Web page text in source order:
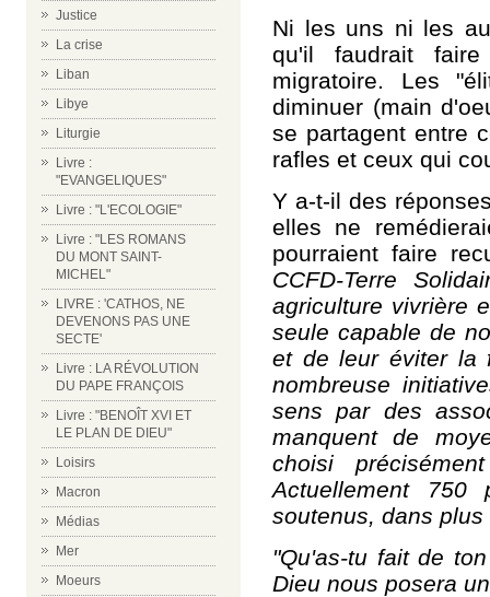
Justice
La crise
Liban
Libye
Liturgie
Livre :
"EVANGELIQUES"
Livre : "L'ECOLOGIE"
Livre : "LES ROMANS
DU MONT SAINT-
MICHEL"
LIVRE : 'CATHOS, NE
DEVENONS PAS UNE
SECTE'
Livre : LA RÉVOLUTION
DU PAPE FRANÇOIS
Livre : "BENOÎT XVI ET
LE PLAN DE DIEU"
Loisirs
Macron
Médias
Mer
Moeurs
Ni les uns ni les
qu'il faudrait
migratoire. Les
diminuer (main
se partagent entre
rafles et ceux qui
Y a-t-il des
elles ne
pourraient faire
CCFD-Terre
agriculture vivrière
seule capable de
et de leur éviter
nombreuse
sens par des
manquent de
choisi
Actuellement 750
soutenus, dans
"Qu'as-tu fait de
Dieu nous posera